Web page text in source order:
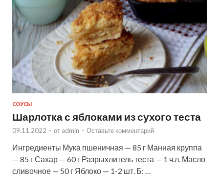
СОУСЫ
Шарлотка с яблоками из сухого теста
09.11.2022 - от admin - Оставьте комментарий
Ингредиенты Мука пшеничная — 85 г Манная круппа
— 85 г Сахар — 60 г Разрыхлитель теста — 1 ч.л. Масло
сливочное — 50 г Яблоко — 1-2 шт. Б: …